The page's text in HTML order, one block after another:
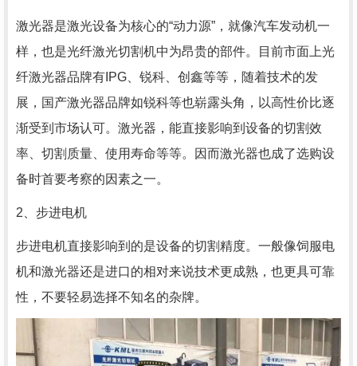
激光器是激光设备为核心的“动力源”，就像汽车发动机一
样，也是光纤激光切割机中为昂贵的部件。目前市面上光
纤激光器品牌有IPG、锐科、创鑫等等，随着技术的发
展，国产激光器品牌如锐科等也崭露头角，以高性价比逐
渐受到市场认可。激光器，能直接影响到设备的切割效
率、切割质量、使用寿命等等。因而激光器也成了选购设
备时首要考察的因素之一。
2、步进电机
步进电机直接影响到的是设备的切割精度。一般像饲服电
机和激光器还是进口的相对来说技术更成熟，也更具可靠
性，不要轻易选择不知名的杂牌。